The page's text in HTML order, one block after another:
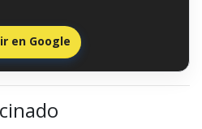
en Google